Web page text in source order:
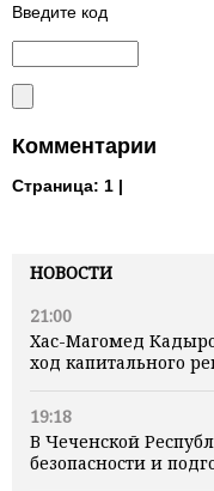
НОВОСТИ
21:00
Хас-Магомед
ход капитального
19:18
В Чеченской
безопасности и
Введите код
Комментарии
Страница: 1 |